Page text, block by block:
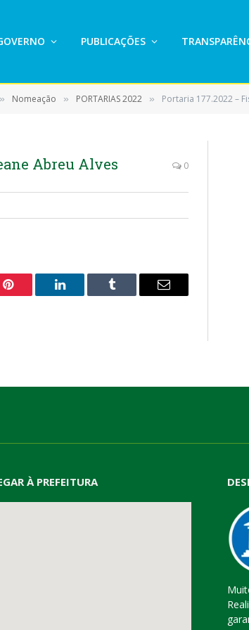
PUBLICAÇÕES
» Nomeação » PORTARIAS 2022 » Portaria 177.2022 –
Abreu Alves 0
Pinterest LinkedIn Tumblr
E-
À PREFEITURA